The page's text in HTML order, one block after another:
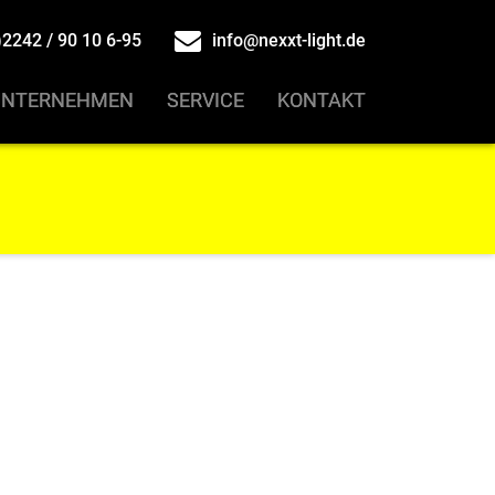
SERVICE KONTAKT
SERVICE KONTAKT
/ 90 10 6-95 info@nexxt-light.de